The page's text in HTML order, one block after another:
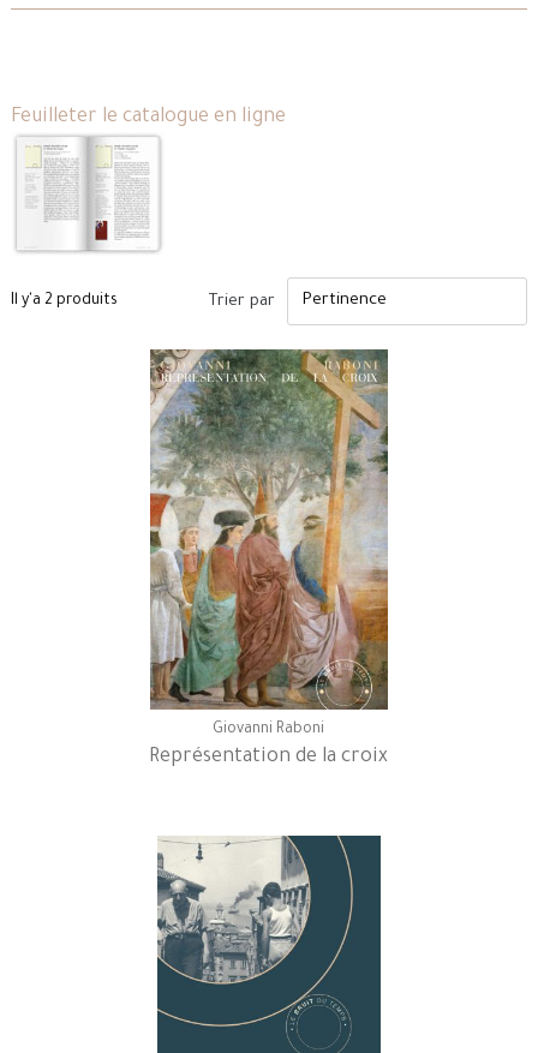
Feuilleter le catalogue en ligne
Il y'a 2 produits Trier par
Giovanni Raboni
Représentation de la croix